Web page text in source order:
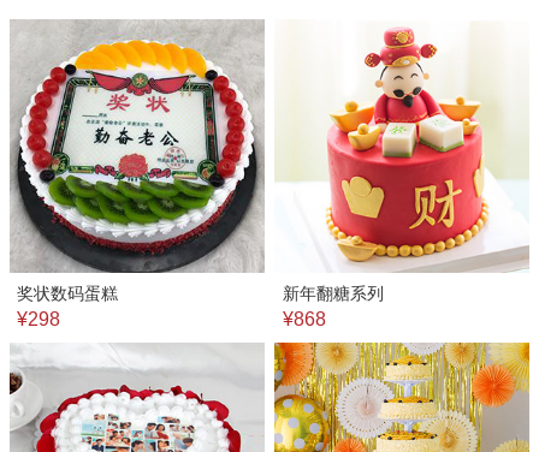
奖状数码蛋糕
¥298
新年翻糖系列
¥868